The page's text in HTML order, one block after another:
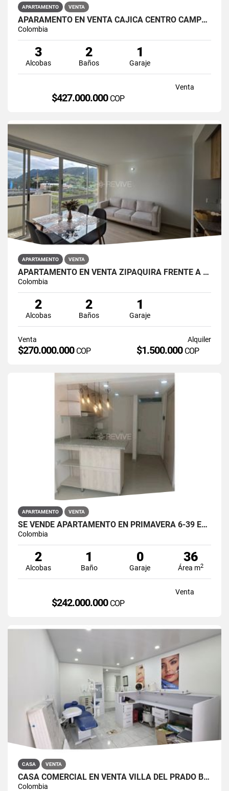
APARTAMENTO VENTA
APARAMENTO EN VENTA CAJICÁ CENTRO CAMPUS CLUB RESERVADO
Colombia
3
Alcobas
2
Baños
1
Garaje
Venta
$427.000.000 COP
APARTAMENTO VENTA
APARTAMENTO EN VENTA ZIPAQUIRÁ FRENTE A LA UNIMINUTO
Colombia
2
Alcobas
2
Baños
1
Garaje
Venta
$270.000.000 COP
Alquiler
$1.500.000 COP
APARTAMENTO VENTA
SE VENDE APARTAMENTO EN PRIMAVERA 6-39 ET 2 PUENTE ARANDA
Colombia
2
Alcobas
1
Baño
0
Garaje
36
Área m2
Venta
$242.000.000 COP
CASA VENTA
CASA COMERCIAL EN VENTA VILLA DEL PRADO BOGOTÁ NORTE
Colombia